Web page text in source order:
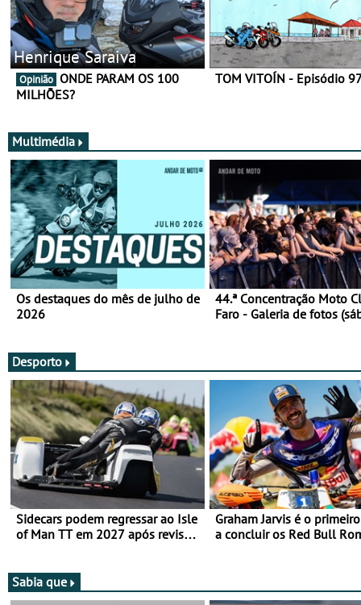
Henrique Saraiva
Opinião
MILHÕES?
TOM VITOÍN - Episódio
Multimédia
Os destaques do mês de julho de
2026
44.ª Concentração Moto
Faro - Galeria de fotos
Desporto
Sidecars podem regressar ao Isle
of Man TT em 2027 após revisão
Graham Jarvis é o
a concluir os Red Bull
Sabia que